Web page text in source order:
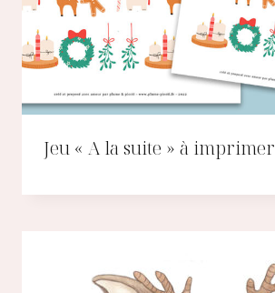
Jeu « A la suite » à imprimer